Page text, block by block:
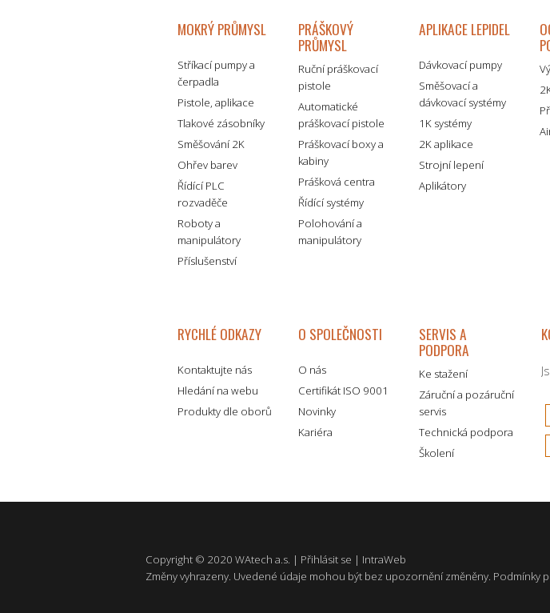
MOKRÝ PRŮMYSL
Stříkací pumpy a
čerpadla
Pistole, aplikace
Tlakové zásobníky
Směšování 2K
Ohřev barev
Řídící PLC
rozvaděče
Roboty a
manipulátory
Příslušenství
PRÁŠKOVÝ
PRŮMYSL
Ruční práškovací
pistole
Automatické
práškovací pistole
Práškovací boxy a
kabiny
Prášková centra
Řídící systémy
Polohování a
manipulátory
APLIKACE LEPIDEL
Dávkovací pumpy
Směšovací a
dávkovací systémy
1K systémy
2K aplikace
Strojní lepení
Aplikátory
RYCHLÉ ODKAZY
Kontaktujte nás
Hledání na webu
Produkty dle oborů
O SPOLEČNOSTI
O nás
Certifikát ISO 9001
Novinky
Kariéra
SERVIS A
PODPORA
Ke stažení
Záruční a pozáruční
servis
Technická podpora
Školení
Copyright © 2020 WAtech a.s. | Přihlásit se | IntraWeb
Změny vyhrazeny. Uvedené údaje mohou být bez upozornění změněny. Podmínky